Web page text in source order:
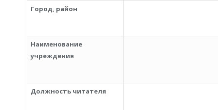
Город, район
Наименование
учреждения
Должность читателя